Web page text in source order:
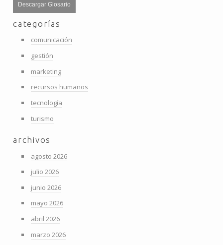
Descargar Glosario
categorías
comunicación
gestión
marketing
recursos humanos
tecnología
turismo
archivos
agosto 2026
julio 2026
junio 2026
mayo 2026
abril 2026
marzo 2026